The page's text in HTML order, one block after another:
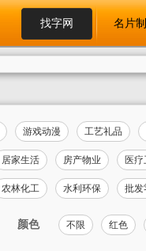
找字网 名片
游戏动漫 工艺礼品
居家生活 房产物业 医
农林化工 水利环保 批发
颜色 不限 红色